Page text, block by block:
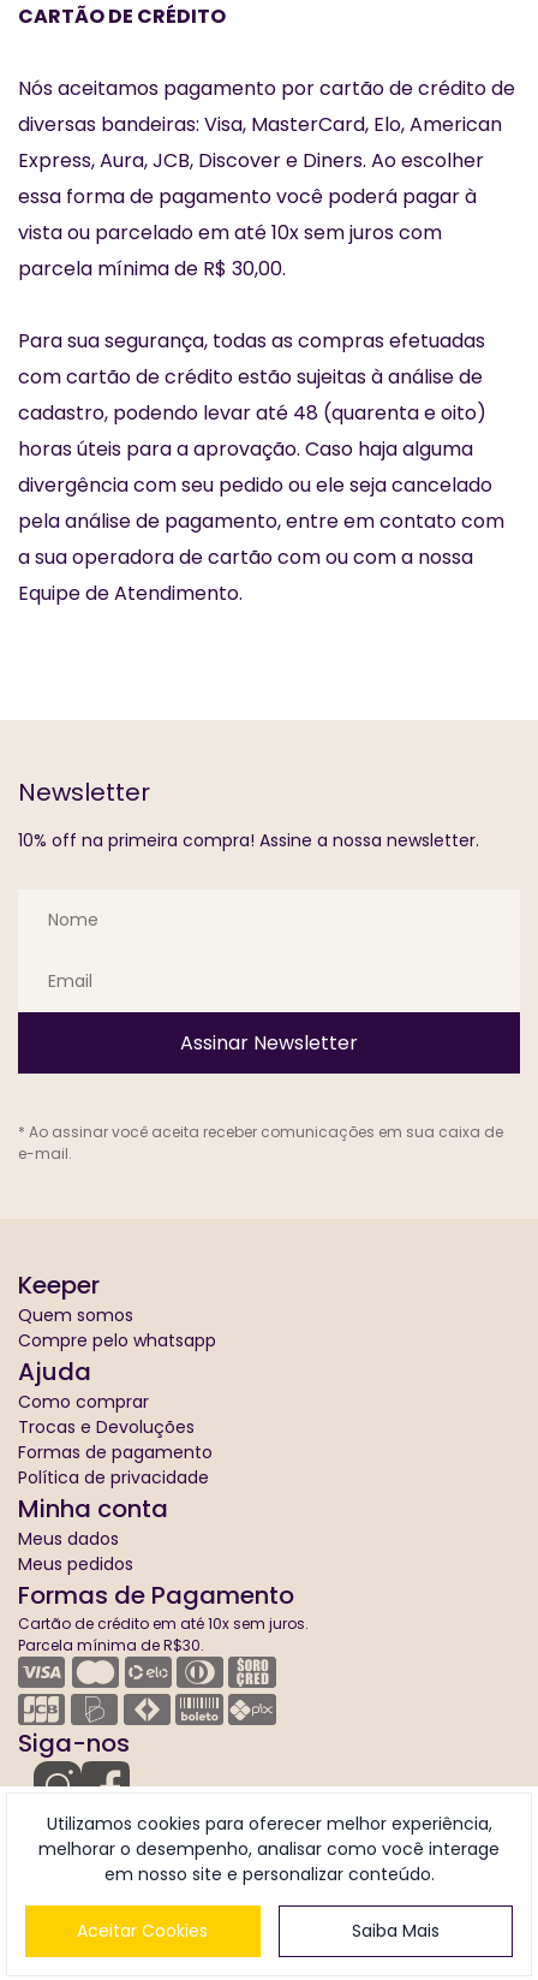
CARTÃO DE CRÉDITO
Nós aceitamos pagamento por cartão de crédito de
diversas bandeiras: Visa, MasterCard, Elo, American
Express, Aura, JCB, Discover e Diners. Ao escolher
essa forma de pagamento você poderá pagar à
vista ou parcelado em até 10x sem juros com
parcela mínima de R$ 30,00.
Para sua segurança, todas as compras efetuadas
com cartão de crédito estão sujeitas à análise de
cadastro, podendo levar até 48 (quarenta e oito)
horas úteis para a aprovação. Caso haja alguma
divergência com seu pedido ou ele seja cancelado
pela análise de pagamento, entre em contato com
a sua operadora de cartão com ou com a nossa
Equipe de Atendimento.
Newsletter
10% off na primeira compra! Assine a nossa newsletter.
Assinar Newsletter
* Ao assinar você aceita receber comunicações em sua caixa de
e-mail.
Keeper
Quem somos
Compre pelo whatsapp
Ajuda
Como comprar
Trocas e Devoluções
Formas de pagamento
Política de privacidade
Minha conta
Meus dados
Meus pedidos
Formas de Pagamento
Cartão de crédito em até 10x sem juros.
Parcela mínima de R$30.
Siga-nos
Utilizamos cookies para oferecer melhor experiência,
melhorar o desempenho, analisar como você interage
em nosso site e personalizar conteúdo.
Aceitar Cookies Saiba Mais